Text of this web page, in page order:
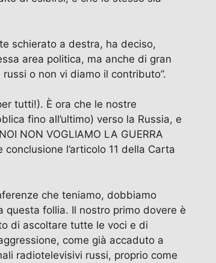
schierato a destra, ha deciso,
area politica, ma anche di gran
o non vi diamo il contributo”.
tutti!). È ora che le nostre
fino all’ultimo) verso la Russia, e
NON VOGLIAMO LA GUERRA
l’articolo 11 della Carta
che teniamo, dobbiamo
follia. Il nostro primo dovere è
di ascoltare tutte le voci e di
come già accaduto a
radiotelevisivi russi, proprio come